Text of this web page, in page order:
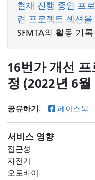
현재 진행 중인 프
련 프로젝트 섹션을
SFMTA의 활동 기
16번가 개선
정 (2022년 6
공유하기: 페이스북
서비스 영향
접근성
자전거
오토바이